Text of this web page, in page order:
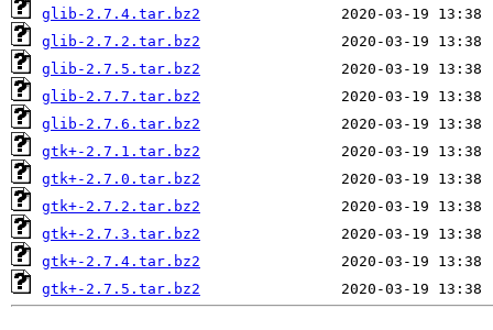
glib-2.7.4.tar.bz2
glib-2.7.2.tar.bz2
glib-2.7.5.tar.bz2
glib-2.7.7.tar.bz2
glib-2.7.6.tar.bz2
gtk+-2.7.1.tar.bz2
gtk+-2.7.0.tar.bz2
gtk+-2.7.2.tar.bz2
gtk+-2.7.3.tar.bz2
gtk+-2.7.4.tar.bz2
gtk+-2.7.5.tar.bz2